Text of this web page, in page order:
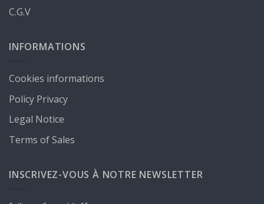
C.G.V
INFORMATIONS
Cookies informations
Policy Privacy
Legal Notice
Terms of Sales
INSCRIVEZ-VOUS À NOTRE NEWSLETTER